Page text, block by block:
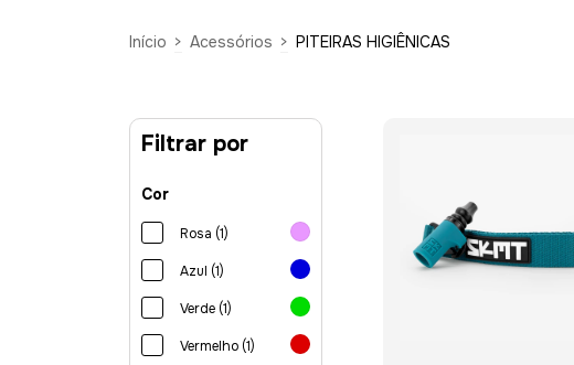
Início > Acessórios > PITEIRAS HIGIÊNICAS
Filtrar por
Cor
Rosa (1)
Azul (1)
Verde (1)
Vermelho (1)